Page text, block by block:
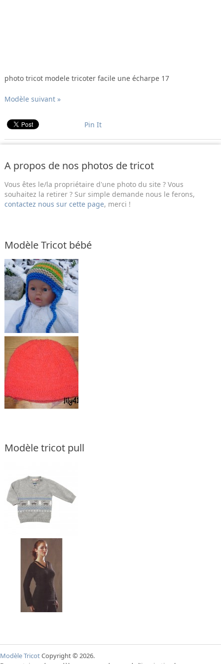
photo tricot modele tricoter facile une écharpe 17
Modèle suivant »
Pin It
A propos de nos photos de tricot
Vous êtes le/la propriétaire d'une photo du site ? Vous
souhaitez la retirer ? Sur simple demande nous le ferons,
contactez nous sur cette page, merci !
Modèle Tricot bébé
Modèle tricot pull
Modèle TricotCopyright © 2026.